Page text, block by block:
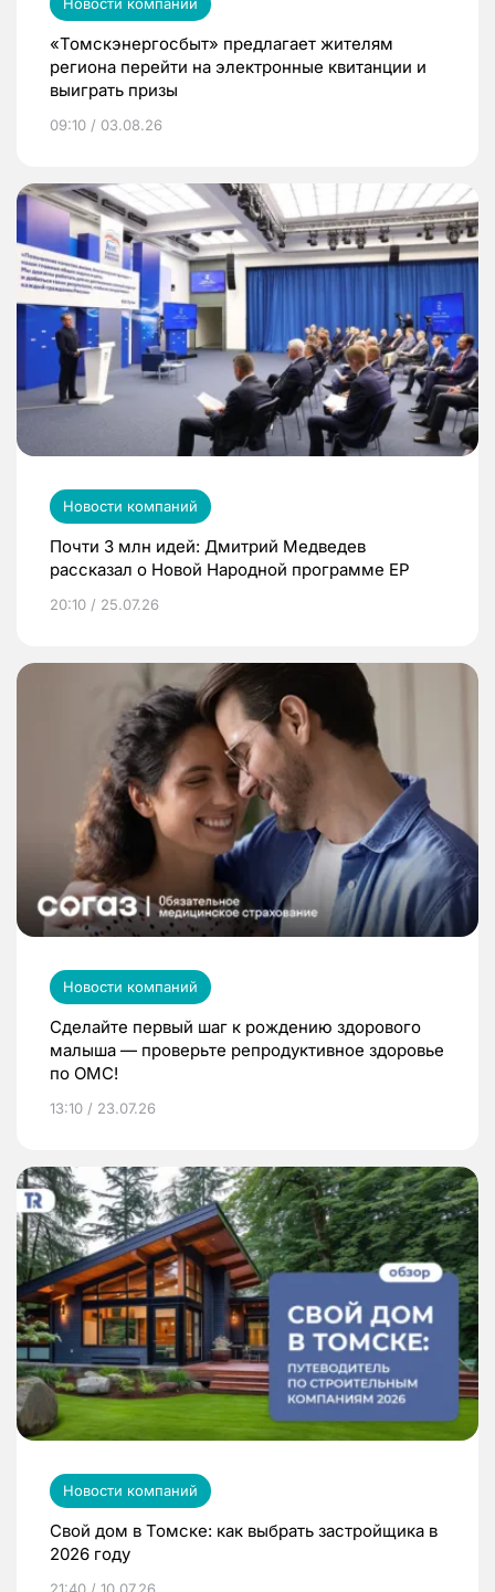
«Томскэнергосбыт» предлагает жителям
региона перейти на электронные квитанции и
выиграть призы
09:10 / 03.08.26
Новости компаний
Почти 3 млн идей: Дмитрий Медведев
рассказал о Новой Народной программе ЕР
20:10 / 25.07.26
Новости компаний
Сделайте первый шаг к рождению здорового
малыша — проверьте репродуктивное здоровье
по ОМС!
13:10 / 23.07.26
Новости компаний
Свой дом в Томске: как выбрать застройщика в
2026 году
21:40 / 10.07.26